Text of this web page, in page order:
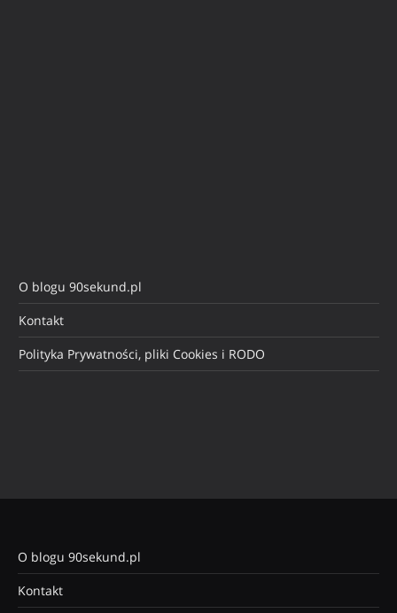
O blogu 90sekund.pl
Kontakt
Polityka Prywatności, pliki Cookies i RODO
O blogu 90sekund.pl
Kontakt